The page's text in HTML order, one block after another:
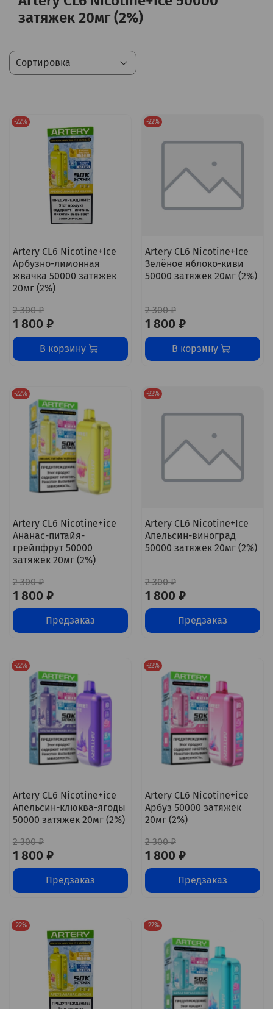
затяжек 20мг (2%)
-22%
Artery CL6 Nicotine+Ice
Арбузно-лимонная
жвачка 50000 затяжек
20мг (2%)
2 300 ₽
1 800 ₽
В корзину
-22%
Artery CL6 Nicotine+Ice
Зелёное яблоко-киви
50000 затяжек 20мг (2%)
2 300 ₽
1 800 ₽
В корзину
-22%
Artery CL6 Nicotine+ice
Ананас-питайя-
грейпфрут 50000
затяжек 20мг (2%)
2 300 ₽
1 800 ₽
Предзаказ
-22%
Artery CL6 Nicotine+Ice
Апельсин-виноград
50000 затяжек 20мг (2%)
2 300 ₽
1 800 ₽
Предзаказ
-22%
Artery CL6 Nicotine+ice
Апельсин-клюква-ягоды
50000 затяжек 20мг (2%)
2 300 ₽
1 800 ₽
Предзаказ
-22%
Artery CL6 Nicotine+ice
Арбуз 50000 затяжек
20мг (2%)
2 300 ₽
1 800 ₽
Предзаказ
-22% -22%